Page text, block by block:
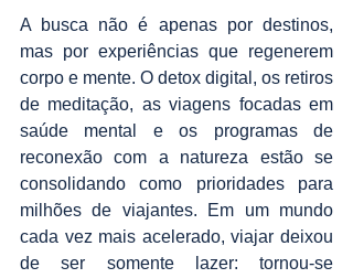
A busca não é apenas por destinos,
mas por experiências que regenerem
corpo e mente. O detox digital, os retiros
de meditação, as viagens focadas em
saúde mental e os programas de
reconexão com a natureza estão se
consolidando como prioridades para
milhões de viajantes. Em um mundo
cada vez mais acelerado, viajar deixou
de ser somente lazer: tornou-se